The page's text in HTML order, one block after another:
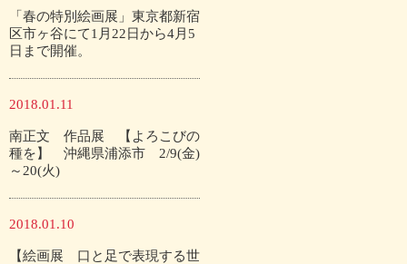
「春の特別絵画展」東京都新宿
区市ヶ谷にて1月22日から4月5
日まで開催。
2018.01.11
南正文 作品展 【よろこびの
種を】 沖縄県浦添市 2/9(金)
～20(火)
2018.01.10
【絵画展 口と足で表現する世